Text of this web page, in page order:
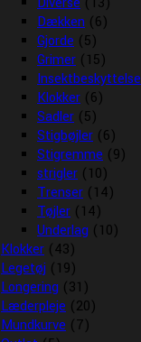
Dækken (6)
Gjorde (5)
Grimer (15)
Insektbeskyttelse
Klokker (6)
Sadler (5)
Stigbøjler (6)
Stigremme (9)
strigler (10)
Trenser (14)
Tøjler (14)
Underlag (10)
Klokker (43)
Legetøj (19)
Longering (31)
Læderpleje (20)
Mundkurve (7)